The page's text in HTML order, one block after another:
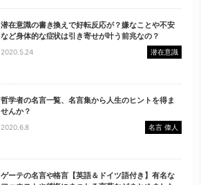
潜在意識の書き換えで好転反応が？嫌なことや不安
など身体的な症状は引き寄せが叶う前兆なの？
2020.5.24 潜在意識
哲学者の名言一覧、名言集から人生のヒントを得ま
せんか？
2020.6.8 名言 偉人
ゲーテの名言や格言【英語＆ドイツ語付き】有名な